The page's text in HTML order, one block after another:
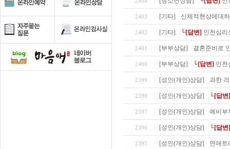
2403 [기타] 신체적현상에대
2402 [기타] └[답변] 인천심리
2401 [부부상담] 결혼준비로
2400 [부부상담] └[답변] 인천
2399 [성인(개인)상담] 과한
2398 [성인(개인)상담] └[답변]
2397 [성인(개인)상담] 예비부
2396 [성인(개인)상담] └[답변]
2395 [성인(개인)상담] 연애트